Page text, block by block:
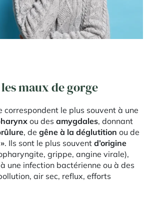
maux de gorge
correspondent le plus souvent à une
ou des amygdales, donnant
, de gêne à la déglutition ou de
. Ils sont le plus souvent d’origine
grippe, angine virale),
une infection bactérienne ou à des
air sec, reflux, efforts